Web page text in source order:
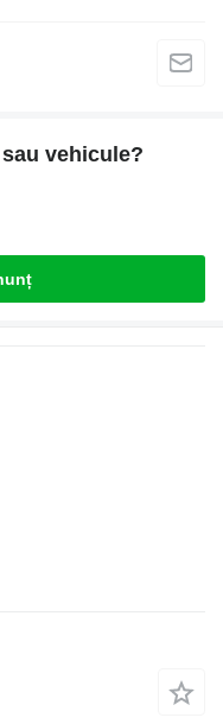
vehicule?